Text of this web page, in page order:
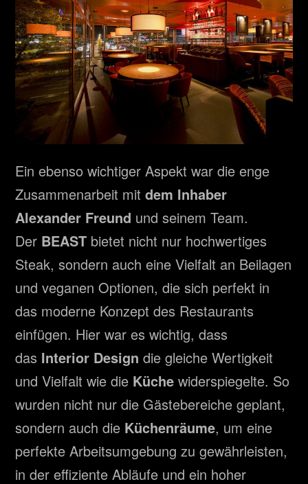
Ein ebenso wichtiger Aspekt war die enge
Zusammenarbeit mit dem Inhaber
Alexander Freund und seinem Team.
Der BEAST bietet nicht nur hochwertiges
Steak, sondern auch eine Vielfalt an Beilagen
und veganen Optionen, die sich perfekt in
das moderne Konzept des Restaurants
einfügen. Hier war es wichtig, dass
das Interior Design die gleiche Wertigkeit
und Vielfalt wie die Küche widerspiegelte. So
wurden nicht nur die Gästebereiche geplant,
sondern auch die Küchenräume, um eine
perfekte Arbeitsumgebung zu gewährleisten,
in der effiziente Abläufe und ein hoher